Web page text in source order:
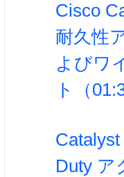
Cisco
耐久性
よびワ
ト（
Duty ア